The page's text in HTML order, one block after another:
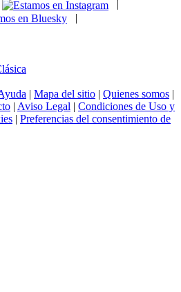
|
| Mapa del sitio | Quienes somos |
| Aviso Legal | Condiciones de Uso y
| Preferencias del consentimiento de